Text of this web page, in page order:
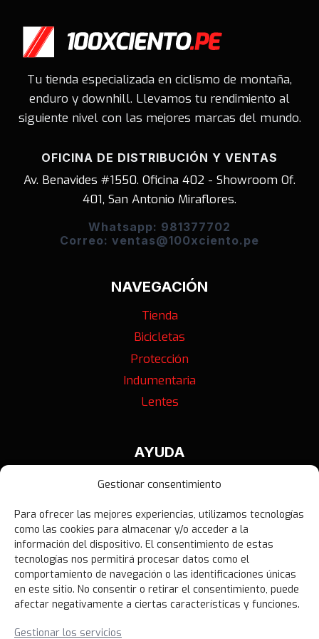
Gestionar consentimiento
Para ofrecer las mejores experiencias, utilizamos tecnologías
como las cookies para almacenar y/o acceder a la
información del dispositivo. El consentimiento de estas
tecnologías nos permitirá procesar datos como el
comportamiento de navegación o las identificaciones únicas
en este sitio. No consentir o retirar el consentimiento, puede
afectar negativamente a ciertas características y funciones.
Gestionar los servicios
Tu tienda especializada en ciclismo de montaña,
enduro y downhill. Llevamos tu rendimiento al
siguiente nivel con las mejores marcas del mundo.
OFICINA DE DISTRIBUCIÓN Y VENTAS
Av. Benavides #1550. Oficina 402 - Showroom Of.
401, San Antonio Miraflores.
Whatsapp: 981377702
Correo: ventas@100xciento.pe
NAVEGACIÓN
Tienda
Bicicletas
Protección
Indumentaria
Lentes
AYUDA
Contáctanos
Política de Privacidad
Política de Devoluciones
Libro de Reclamaciones